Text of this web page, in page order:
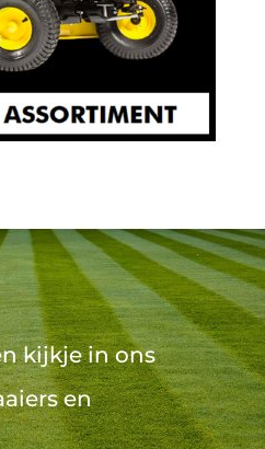
kijkje in ons
en